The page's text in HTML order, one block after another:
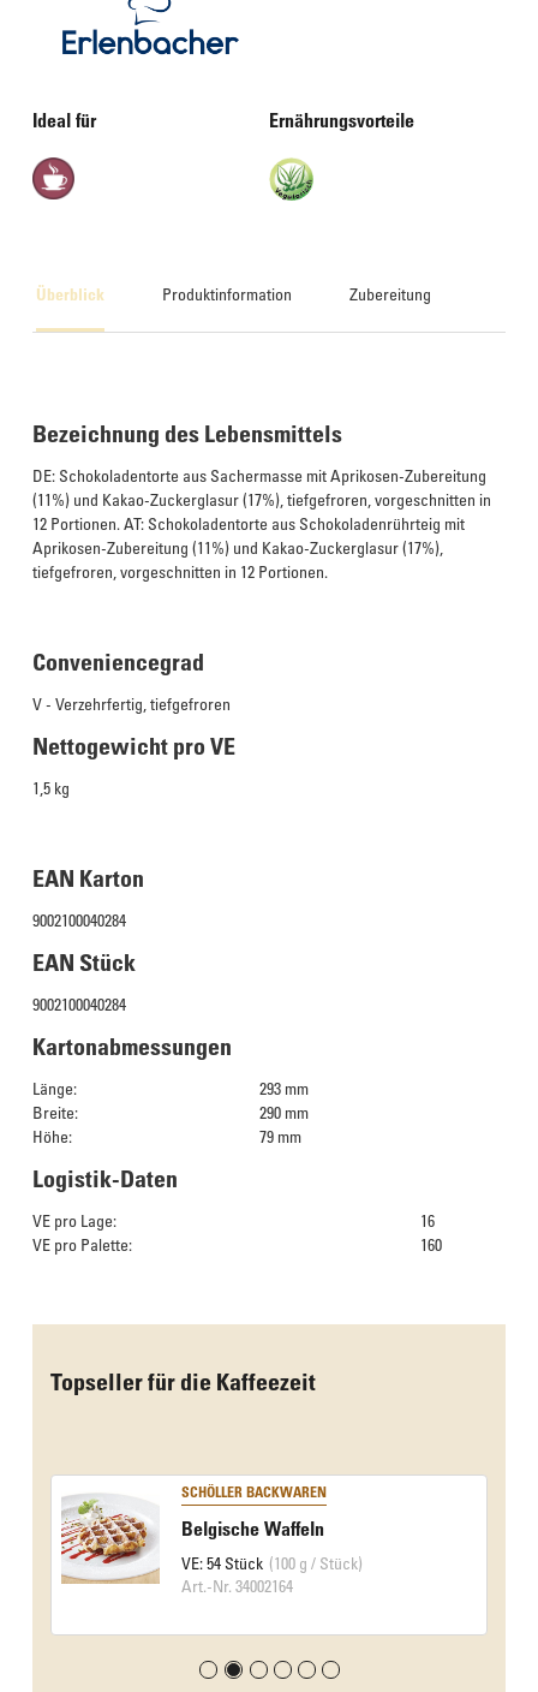
Ideal für Ernährungsvorteile
Überblick Produktinformation Zubereitung
Bezeichnung des Lebensmittels
DE: Schokoladentorte aus Sachermasse mit Aprikosen-Zubereitung
(11%) und Kakao-Zuckerglasur (17%), tiefgefroren, vorgeschnitten in
12 Portionen. AT: Schokoladentorte aus Schokoladenrührteig mit
Aprikosen-Zubereitung (11%) und Kakao-Zuckerglasur (17%),
tiefgefroren, vorgeschnitten in 12 Portionen.
Conveniencegrad
V - Verzehrfertig, tiefgefroren
Nettogewicht pro VE
1,5 kg
EAN Karton
9002100040284
EAN Stück
9002100040284
Kartonabmessungen
Länge:
293 mm
Breite:
290 mm
Höhe:
79 mm
Logistik-Daten
VE pro Lage:
16
VE pro Palette:
160
Topseller für die Kaffeezeit
SCHÖLLER BACKWAREN
Belgische Waffeln
VE: 54 Stück (100 g / Stück)
Art.-Nr. 34002164